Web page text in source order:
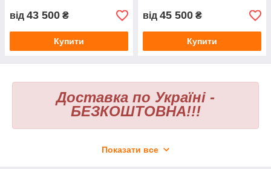
від 43 500 ₴
Купити
від 45 500 ₴
Купити
Доставка по Україні -
БЕЗКОШТОВНА!!!
сучасне опалювальне обладнання, розроблене для
Показати все